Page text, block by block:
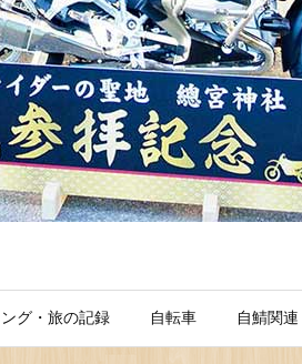
グ・旅の記録 自転車 自鯖関連